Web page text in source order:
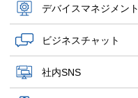
デバイスマネジメント
ビジネスチャット
社内SNS